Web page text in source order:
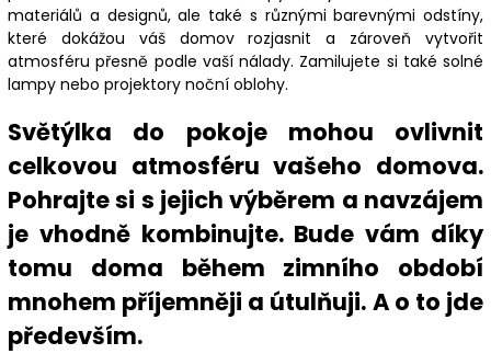
materiálů a designů, ale také s různými barevnými odstíny,
které dokážou váš domov rozjasnit a zároveň vytvořit
atmosféru přesně podle vaší nálady. Zamilujete si také solné
lampy nebo projektory noční oblohy.
Světýlka do pokoje mohou ovlivnit
celkovou atmosféru vašeho domova.
Pohrajte si s jejich výběrem a navzájem
je vhodně kombinujte. Bude vám díky
tomu doma během zimního období
mnohem příjemněji a útulňuji. A o to jde
především.